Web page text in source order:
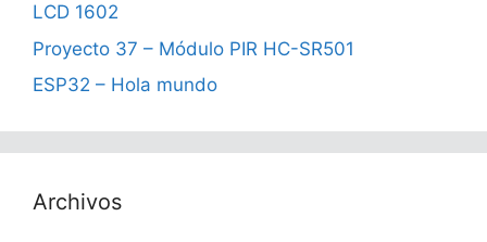
LCD 1602
Proyecto 37 – Módulo PIR HC-SR501
ESP32 – Hola mundo
Archivos